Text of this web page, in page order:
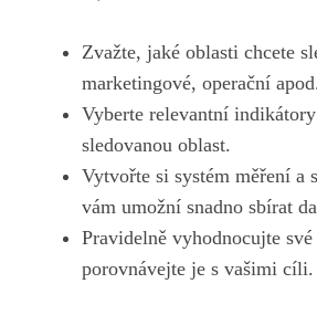
Zvažte, jaké oblasti chcete
marketingové, operační⁤
Vyberte relevantní
sledovanou‌ oblast.
Vytvořte si systém měření ⁣a
vám umožní snadno sbírat
Pravidelně vyhodnocujte
porovnávejte je s vašimi cíli.